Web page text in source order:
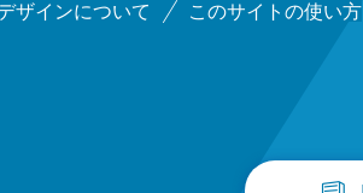
ザインについて このサイトの使い方